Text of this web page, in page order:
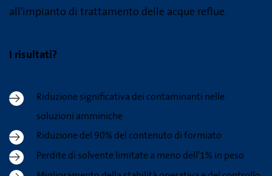
all'impianto di trattamento delle acque reflue.
I risultati?
Riduzione significativa dei contaminanti nelle
soluzioni amminiche
Riduzione del 90% del contenuto di formiato
Perdite di solvente limitate a meno dell'1% in peso